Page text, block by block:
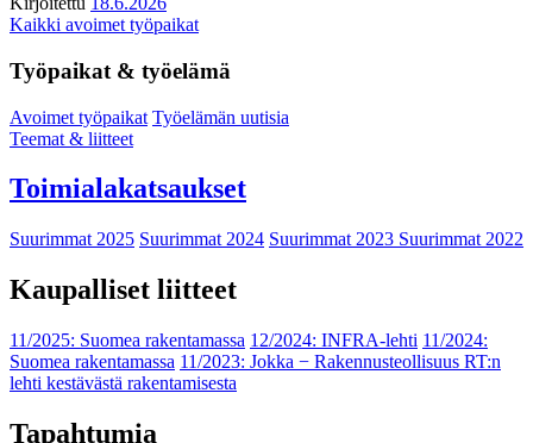
Kaikki avoimet työpaikat
Työpaikat & työelämä
Avoimet työpaikat Työelämän uutisia
Teemat & liitteet
Toimialakatsaukset
Suurimmat 2025 Suurimmat 2024 Suurimmat 2023 Suurimmat 2022
Kaupalliset liitteet
11/2025: Suomea rakentamassa 12/2024: INFRA-lehti 11/2024:
Suomea rakentamassa 11/2023: Jokka − Rakennusteollisuus RT:n
lehti kestävästä rakentamisesta
Tapahtumia